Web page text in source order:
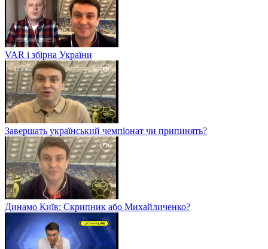
VAR і збірна України
Завершать український чемпіонат чи припинять?
Динамо Київ: Скрипник або Михайличенко?